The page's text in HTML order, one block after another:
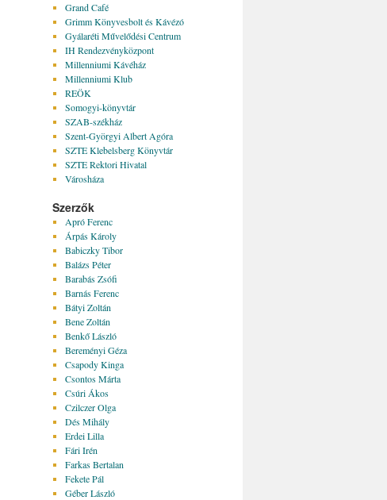
Grand Café
Grimm Könyvesbolt és Kávézó
Gyálaréti Művelődési Centrum
IH Rendezvényközpont
Millenniumi Kávéház
Millenniumi Klub
REÖK
Somogyi-könyvtár
SZAB-székház
Szent-Györgyi Albert Agóra
SZTE Klebelsberg Könyvtár
SZTE Rektori Hivatal
Városháza
Szerzők
Apró Ferenc
Árpás Károly
Babiczky Tibor
Balázs Péter
Barabás Zsófi
Barnás Ferenc
Bátyi Zoltán
Bene Zoltán
Benkő László
Bereményi Géza
Csapody Kinga
Csontos Márta
Csúri Ákos
Czilczer Olga
Dés Mihály
Erdei Lilla
Fári Irén
Farkas Bertalan
Fekete Pál
Géber László